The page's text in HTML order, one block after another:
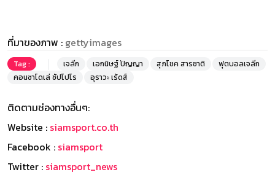
ที่มาของภาพ : gettyimages
Tag : เจลีก เอกนิษฐ์ ปัญญา สุภโชค สารชาติ
ฟุตบอลเจลีก
คอนซาโดเล่ ซัปโปโร
อุราวะ เร้ดส์
ติดตามช่องทางอื่นๆ:
Website : siamsport.co.th
Facebook : siamsport
Twitter : siamsport_news